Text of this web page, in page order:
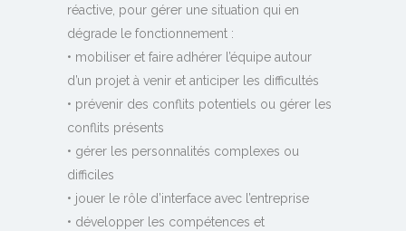
réactive, pour gérer une situation qui en
dégrade le fonctionnement :
• mobiliser et faire adhérer l’équipe autour
d’un projet à venir et anticiper les difficultés
• prévenir des conflits potentiels ou gérer les
conflits présents
• gérer les personnalités complexes ou
difficiles
• jouer le rôle d’interface avec l’entreprise
• développer les compétences et